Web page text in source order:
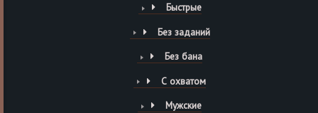
Быстрые
Без заданий
Без бана
С охватом
Мужские